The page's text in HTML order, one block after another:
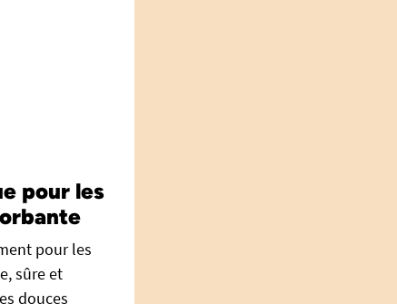
pour les
pour les
sûre et
douces